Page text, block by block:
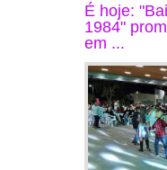
É hoje:
1984"
em ...